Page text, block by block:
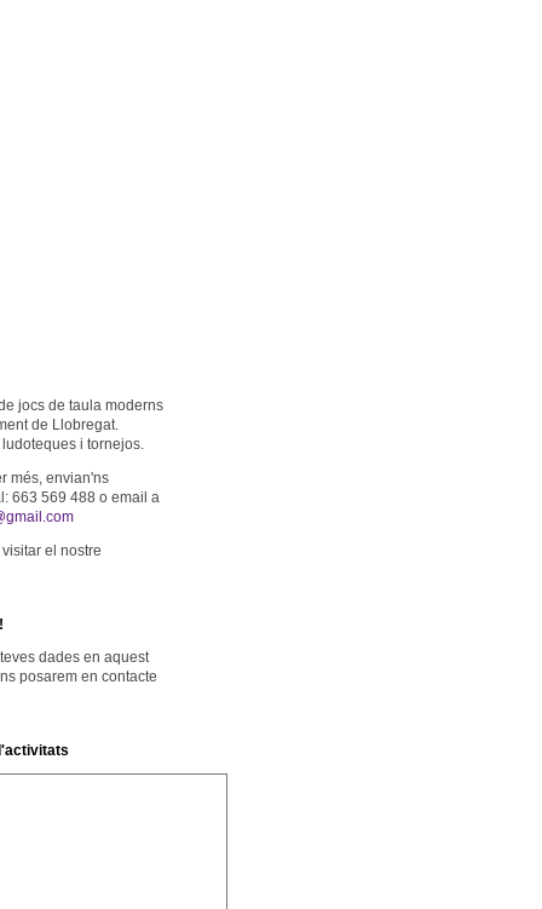
jocs de taula moderns
de Llobregat.
i tornejos.
més, envian'ns
663 569 488 o email a
el nostre
dades en aquest
posarem en contacte